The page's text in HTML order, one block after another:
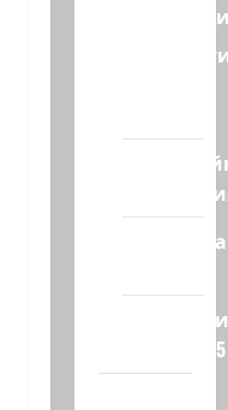
Полемика
сайта 2025